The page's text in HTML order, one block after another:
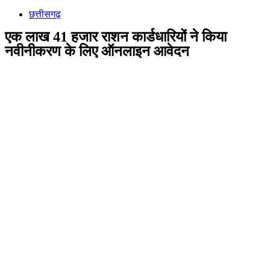
छत्तीसगढ़
एक लाख 41 हजार राशन कार्डधारियों ने किया
नवीनीकरण के लिए ऑनलाइन आवेदन